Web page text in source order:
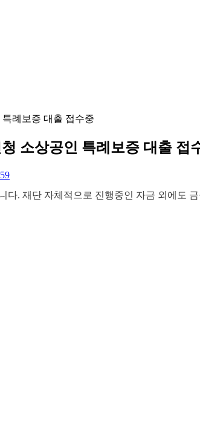
례보증 대출 접수중
소상공인 특례보증 대출 접
. 재단 자체적으로 진행중인 자금 외에도